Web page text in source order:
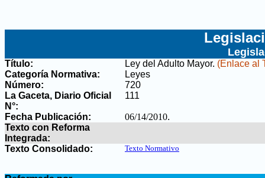
Título: Ley del Adulto Mayor. (Enlace al
Categoría Normativa:
Leyes
Número:
720
La Gaceta, Diario Oficial
N°:
111
Fecha Publicación: 06/14/2010.
Texto con Reforma
Integrada:
Texto Consolidado:
Texto Normativo